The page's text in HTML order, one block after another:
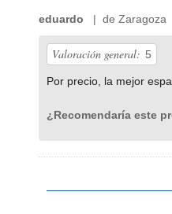
eduardo | de Zaragoza
Valoración general: 5
Por precio, la mejor
¿Recomendaría este